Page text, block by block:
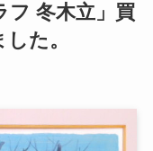
フ 冬木立」買
た。